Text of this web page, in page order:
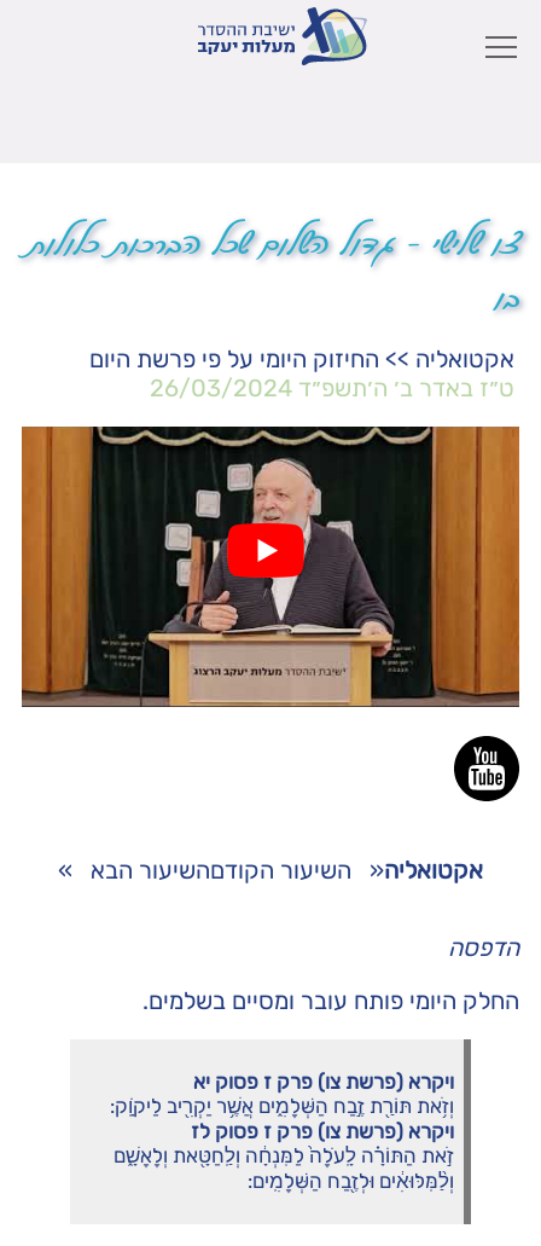
צו שלישי – גדול השלום שכל הברכות כלולות
בו
אקטואליה >> החיזוק היומי על פי פרשת היום
ט״ז באדר ב׳ ה׳תשפ״ד 26/03/2024
אקטואליה« השיעור הקודםהשיעור הבא »
הדפסה
החלק היומי פותח עובר ומסיים בשלמים.
ויקרא (פרשת צו) פרק ז פסוק יא
וְזֹ֥את תּוֹרַ֖ת זֶ֣בַח הַשְּׁלָמִ֑ים אֲשֶׁ֥ר יַקְרִ֖יב לַיקֹוָֽק:
ויקרא (פרשת צו) פרק ז פסוק לז
זֹ֣את הַתּוֹרָ֗ה לָֽעֹלָה֙ לַמִּנְחָ֔ה וְלַֽחַטָּ֖את וְלָאָשָׁ֑ם
וְלַ֨מִּלּוּאִ֔ים וּלְזֶ֖בַח הַשְּׁלָמִֽים: